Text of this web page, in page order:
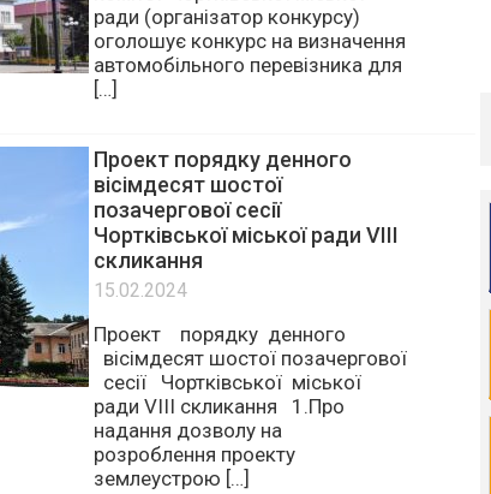
До уваги власників
автотранспорту! Виконавчий
комітет Чортківської міської
ради (організатор конкурсу)
[…]
Проект порядку денного
вісімдесят шостої
позачергової сесії
Чортківської міської ради VІІІ
скликання
15.02.2024
Проект порядку денного
вісімдесят шостої позачергової
сесії Чортківської міської
ради VІІІ скликання 1.Про